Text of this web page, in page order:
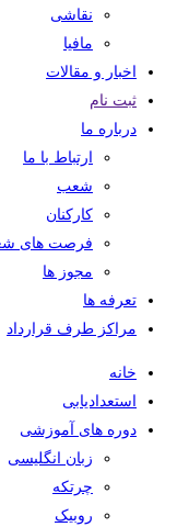
نقاشی
مافیا
اخبار و مقالات
ثبت نام
درباره ما
ارتباط با ما
شعب
کارکنان
فرصت های
مجوز ها
تعرفه ها
مراکز طرف قرارداد
خانه
استعدادیابی
دوره های آموزشی
زبان انگلیسی
چرتکه
روبیک